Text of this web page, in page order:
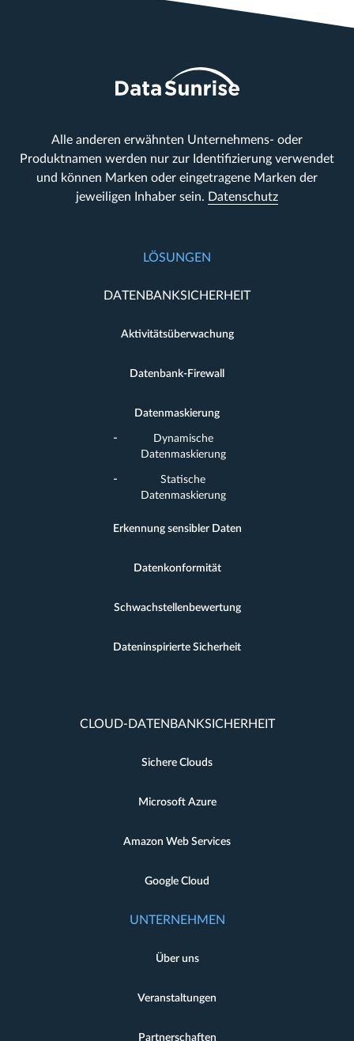
Alle anderen erwähnten Unternehmens- oder
Produktnamen werden nur zur Identifizierung verwendet
und können Marken oder eingetragene Marken der
jeweiligen Inhaber sein. Datenschutz
LÖSUNGEN
DATENBANKSICHERHEIT
Aktivitätsüberwachung
Datenbank-Firewall
Datenmaskierung
Dynamische
Datenmaskierung
Statische
Datenmaskierung
Erkennung sensibler Daten
Datenkonformität
Schwachstellenbewertung
Dateninspirierte Sicherheit
CLOUD-DATENBANKSICHERHEIT
Sichere Clouds
Microsoft Azure
Amazon Web Services
Google Cloud
UNTERNEHMEN
Über uns
Veranstaltungen
Partnerschaften